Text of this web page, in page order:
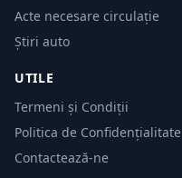
Acte necesare circulație
Știri auto
UTILE
Termeni și Condiții
Politica de Confidențialitate
Contactează-ne